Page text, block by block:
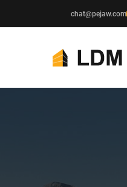
chat@pejaw.com